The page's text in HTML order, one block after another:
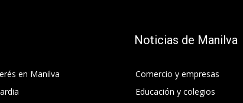
en Manilva
Noticias de Manilva
Comercio y empresas
Educación y colegios